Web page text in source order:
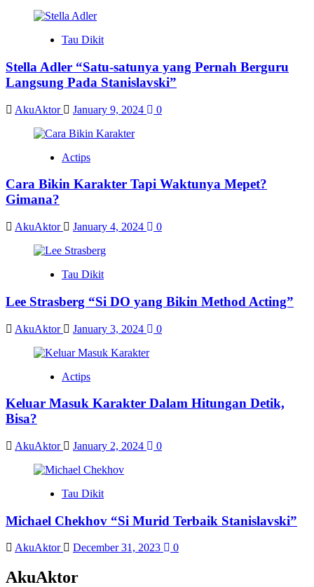
Tau Dikit
Stella Adler “Satu-satunya yang Pernah Berguru
Langsung Pada Stanislavski”
AkuAktor January 9, 2024 0
Actips
Cara Bikin Karakter Tapi Waktunya Mepet?
Gimana?
AkuAktor January 4, 2024 0
Tau Dikit
Lee Strasberg “Si DO yang Bikin Method Acting”
AkuAktor January 3, 2024 0
Actips
Keluar Masuk Karakter Dalam Hitungan Detik,
Bisa?
AkuAktor January 2, 2024 0
Tau Dikit
Michael Chekhov “Si Murid Terbaik Stanislavski”
AkuAktor December 31, 2023 0
AkuAktor